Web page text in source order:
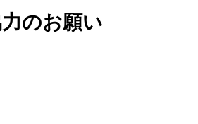
年イベント
のお願い